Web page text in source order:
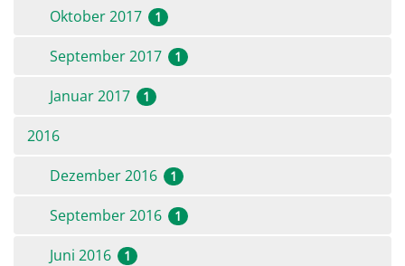
Oktober 2017
1
September 2017 1
Januar 2017 1
2016
Dezember 2016
1
September 2016 1
Juni 2016 1